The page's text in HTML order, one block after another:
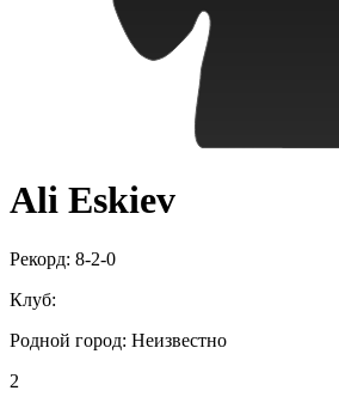
Ali Eskiev
Рекорд: 8-2-0
Клуб:
Родной город: Неизвестно
2